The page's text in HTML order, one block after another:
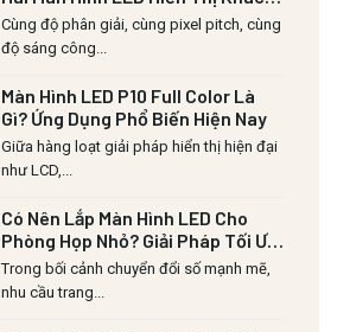
Nhau?
Cùng độ phân giải, cùng pixel pitch, cùng
độ sáng công...
Màn Hình LED P10 Full Color Là
Gì? Ứng Dụng Phổ Biến Hiện Nay
Giữa hàng loạt giải pháp hiển thị hiện đại
như LCD,...
Có Nên Lắp Màn Hình LED Cho
Phòng Họp Nhỏ? Giải Pháp Tối Ưu
Diện Tích & Chi Phí
Trong bối cảnh chuyển đổi số mạnh mẽ,
nhu cầu trang...